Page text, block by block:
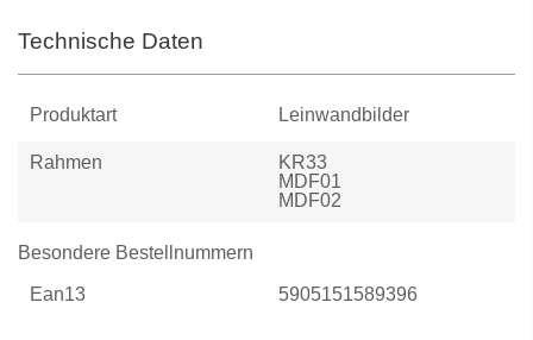
Technische Daten
Produktart Leinwandbilder
Rahmen
KR33
MDF01
MDF02
Besondere Bestellnummern
Ean13 5905151589396